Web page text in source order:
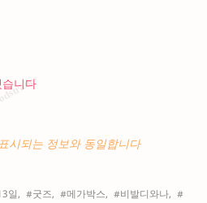
니다
시되는 정보와 동일합니다
일, #굿즈, #메가박스, #비발디와나, #